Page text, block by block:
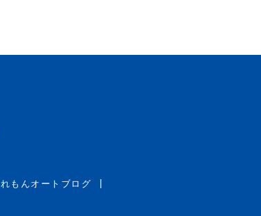
れもんオートブログ